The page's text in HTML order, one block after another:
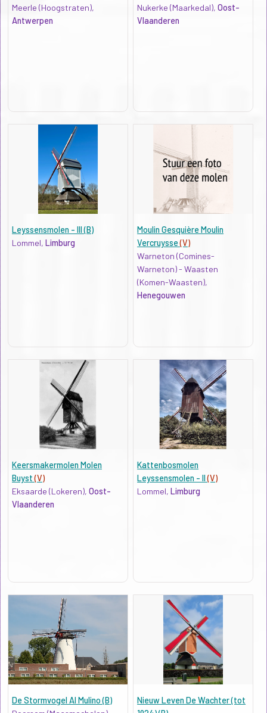
Meerle (Hoogstraten),
Antwerpen
Nukerke (Maarkedal),Oost-
Vlaanderen
Leyssensmolen - III (B)
Lommel, Limburg
Moulin Gesquière Moulin
Vercruysse(V)
Warneton (Comines-
Warneton) - Waasten
(Komen-Waasten),
Henegouwen
Keersmakermolen Molen
Buyst(V)
Eksaarde (Lokeren), Oost-
Vlaanderen
Kattenbosmolen
Leyssensmolen - II(V)
Lommel,Limburg
De Stormvogel Al Mulino (B)
Nieuw Leven De Wachter (tot